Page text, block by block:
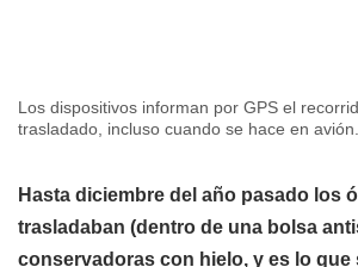
Los dispositivos informan por GPS el
trasladado, incluso cuando se hace en avión.
Hasta diciembre del año pasado los
trasladaban (dentro de una bolsa
conservadoras con hielo, y es lo que